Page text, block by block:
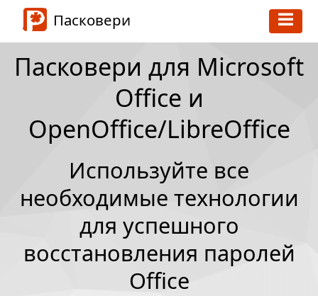
Пасковери
Пасковери для Microsoft
Office и
OpenOffice/LibreOffice
Используйте все
необходимые технологии
для успешного
восстановления паролей
Office